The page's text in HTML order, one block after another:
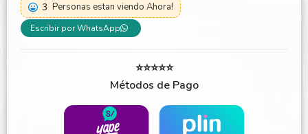
3 Personas estan viendo Ahora!
Escribir por WhatsApp
⭐⭐⭐⭐⭐
Métodos de Pago